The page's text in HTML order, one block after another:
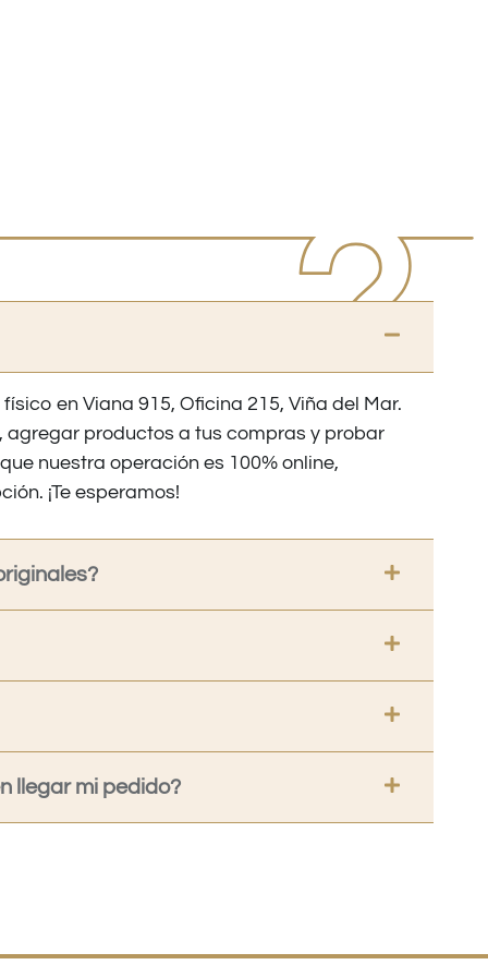
en Viana 915, Oficina 215, Viña del Mar.
agregar productos a tus compras y probar
nuestra operación es 100% online,
¡Te esperamos!
llegar mi pedido?